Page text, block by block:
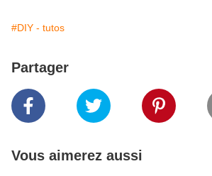
#DIY - tutos
Partager
Vous aimerez aussi